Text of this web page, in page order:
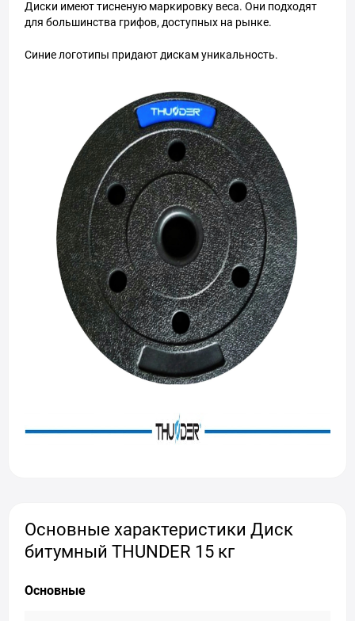
Диски имеют тисненую маркировку веса. Они подходят
для большинства грифов, доступных на рынке.
Синие логотипы придают дискам уникальность.
Основные характеристики Диск
битумный THUNDER 15 кг
Основные